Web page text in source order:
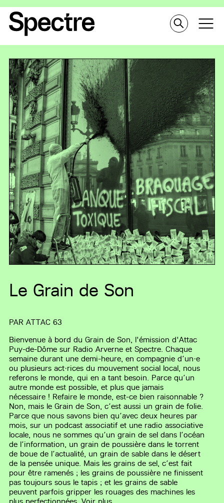
Le Grain de Son
PARATTAC 63
Bienvenue à bord du Grain de Son, l'émission d'Attac
Puy-de-Dôme sur Radio Arverne et Spectre. Chaque
semaine durant une demi-heure, en compagnie d’un·e
ou plusieurs act·rices du mouvement social local, nous
referons le monde, qui en a tant besoin. Parce qu’un
autre monde est possible, et plus que jamais
nécessaire ! Refaire le monde, est-ce bien raisonnable ?
Non, mais le Grain de Son, c’est aussi un grain de folie.
Parce que nous savons bien qu’avec deux heures par
mois, sur un podcast associatif et une radio associative
locale, nous ne sommes qu’un grain de sel dans l’océan
de l’information, un grain de poussière dans le torrent
de boue de l’actualité, un grain de sable dans le désert
de la pensée unique. Mais les grains de sel, c’est fait
pour être ramenés ; les grains de poussière ne finissent
pas toujours sous le tapis ; et les grains de sable
peuvent parfois gripper les rouages des machines les